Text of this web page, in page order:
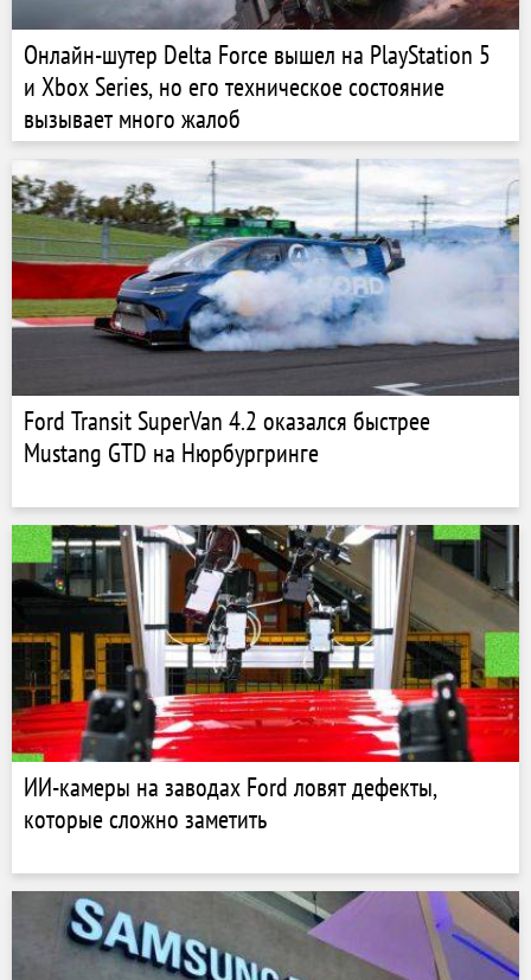
Онлайн-шутер Delta Force вышел на PlayStation 5
и Xbox Series, но его техническое состояние
вызывает много жалоб
Ford Transit SuperVan 4.2 оказался быстрее
Mustang GTD на Нюрбургринге
ИИ-камеры на заводах Ford ловят дефекты,
которые сложно заметить